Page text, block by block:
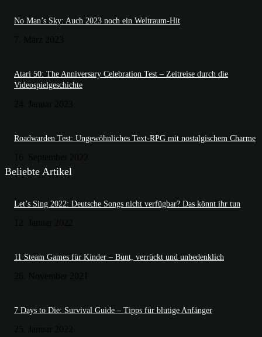
No Man’s Sky: Auch 2023 noch ein Weltraum-Hit
Atari 50: The Anniversary Celebration Test – Zeitreise durch die
Videospielgeschichte
Roadwarden Test: Ungewöhnliches Text-RPG mit nostalgischem Charme
Beliebte Artikel
Let’s Sing 2022: Deutsche Songs nicht verfügbar? Das könnt ihr tun
11 Steam Games für Kinder – Bunt, verrückt und unbedenklich
7 Days to Die: Survival Guide – Tipps für blutige Anfänger